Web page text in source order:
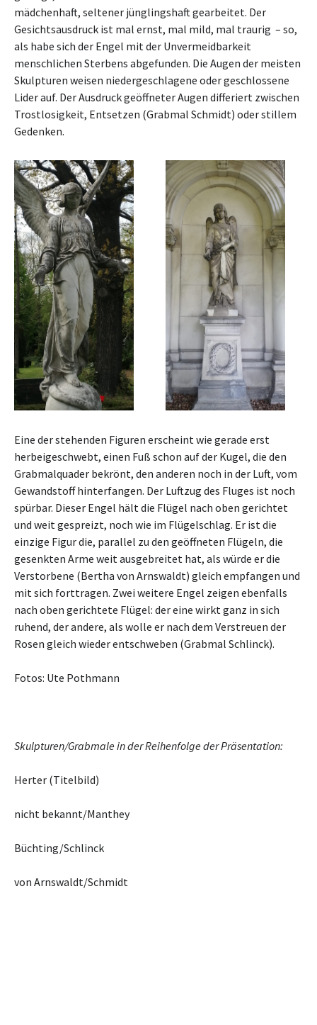
mädchenhaft, seltener jünglingshaft gearbeitet. Der
Gesichtsausdruck ist mal ernst, mal mild, mal traurig – so,
als habe sich der Engel mit der Unvermeidbarkeit
menschlichen Sterbens abgefunden. Die Augen der meisten
Skulpturen weisen niedergeschlagene oder geschlossene
Lider auf. Der Ausdruck geöffneter Augen differiert zwischen
Trostlosigkeit, Entsetzen (Grabmal Schmidt) oder stillem
Gedenken.
Eine der stehenden Figuren erscheint wie gerade erst
herbeigeschwebt, einen Fuß schon auf der Kugel, die den
Grabmalquader bekrönt, den anderen noch in der Luft, vom
Gewandstoff hinterfangen. Der Luftzug des Fluges ist noch
spürbar. Dieser Engel hält die Flügel nach oben gerichtet
und weit gespreizt, noch wie im Flügelschlag. Er ist die
einzige Figur die, parallel zu den geöffneten Flügeln, die
gesenkten Arme weit ausgebreitet hat, als würde er die
Verstorbene (Bertha von Arnswaldt) gleich empfangen und
mit sich forttragen. Zwei weitere Engel zeigen ebenfalls
nach oben gerichtete Flügel: der eine wirkt ganz in sich
ruhend, der andere, als wolle er nach dem Verstreuen der
Rosen gleich wieder entschweben (Grabmal Schlinck).
Fotos: Ute Pothmann
Skulpturen/Grabmale in der Reihenfolge der Präsentation:
Herter (Titelbild)
nicht bekannt/Manthey
Büchting/Schlinck
von Arnswaldt/Schmidt